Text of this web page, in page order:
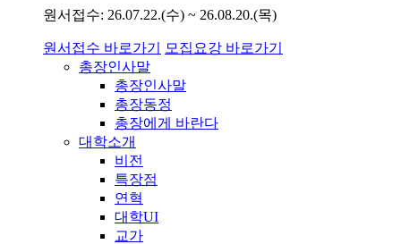
원서접수: 26.07.22.(수) ~ 26.08.20.(목)
원서접수 바로가기
모집요강 바로가기
총장인사말
총장인사말
총장동정
총장에게 바란다
대학소개
비전
특장점
연혁
대학UI
교가